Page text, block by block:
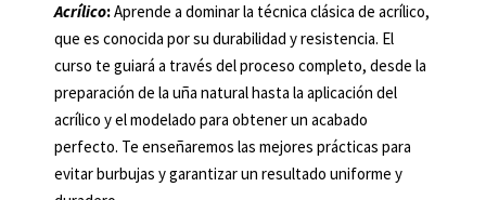
Acrílico:Aprende a dominar la técnica clásica de acrílico,
que es conocida por su durabilidad y resistencia. El
curso te guiará a través del proceso completo, desde la
preparación de la uña natural hasta la aplicación del
acrílico y el modelado para obtener un acabado
perfecto. Te enseñaremos las mejores prácticas para
evitar burbujas y garantizar un resultado uniforme y